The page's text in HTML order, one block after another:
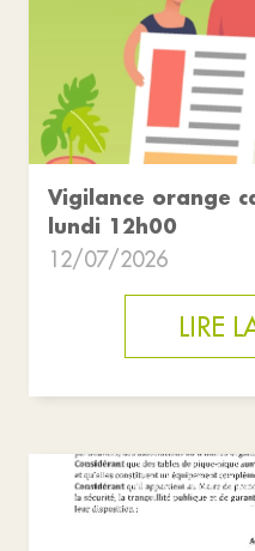
Vigilance orange
lundi 12h00
12/07/2026
LIRE